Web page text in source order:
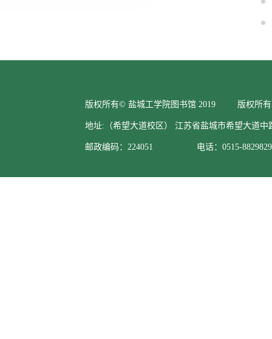
版权所有© 盐城工学院图书馆 2019 版权所有
地址:（希望大道校区） 江苏省盐城市希望大道
邮政编码：224051 电话：0515-